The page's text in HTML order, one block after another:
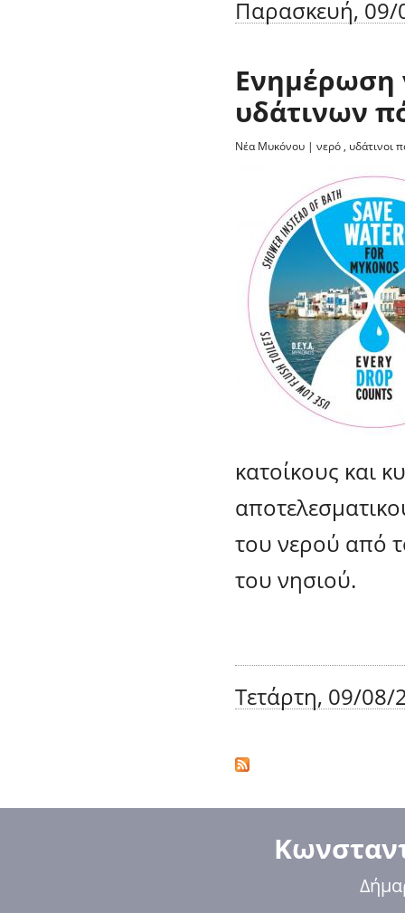
Παρασκευή, 09/
Ενημέρωση
υδάτινων
Νέα Μυκόνου | νερό , υδάτινοι
κατοίκους και
του νερού από
του νησιού.
Τετάρτη, 09/08/